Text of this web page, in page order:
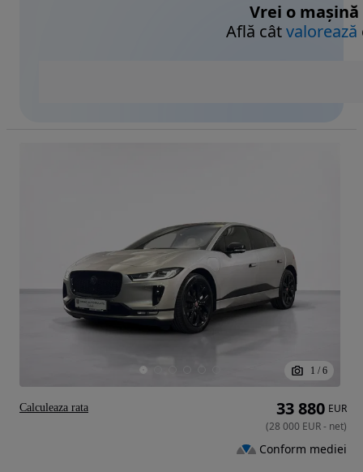
Vrei o mașină
Află câtvalorează
1 / 6
33 880 EUR
(28 000 EUR- net)
Conform mediei
Calculeaza rata